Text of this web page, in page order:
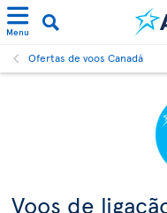
Menu
Ofertas de voos Canadá
Voos de